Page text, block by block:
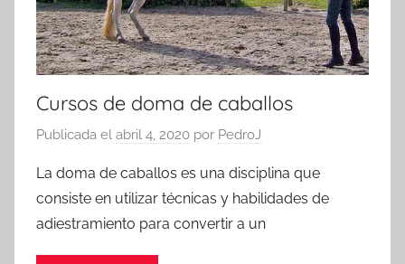
Cursos de doma de caballos
Publicada el abril 4, 2020 por PedroJ
La doma de caballos es una disciplina que
consiste en utilizar técnicas y habilidades de
adiestramiento para convertir a un